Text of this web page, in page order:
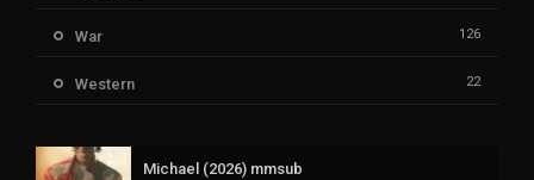
War 126
Western 22
Michael (2026) mmsub